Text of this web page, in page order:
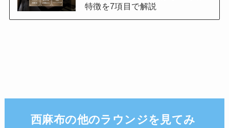
特徴を7項目で解説
西麻布の他のラウンジを見てみ